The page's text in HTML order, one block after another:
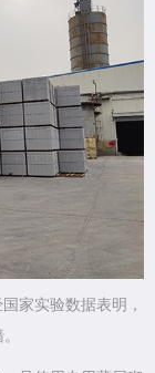
家实验数据表明，